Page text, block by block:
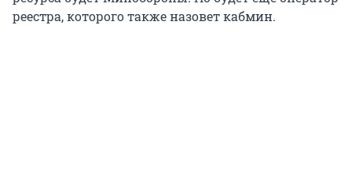
реестра, которого также назовет кабмин.